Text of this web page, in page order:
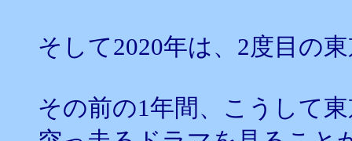
そして2020年は、2度目の
その前の1年間、こうして